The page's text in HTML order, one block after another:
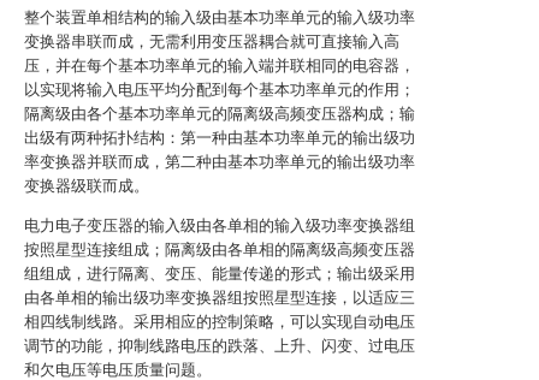
整个装置单相结构的输入级由基本功率单元的输入级功率
变换器串联而成，无需利用变压器耦合就可直接输入高
压，并在每个基本功率单元的输入端并联相同的电容器，
以实现将输入电压平均分配到每个基本功率单元的作用；
隔离级由各个基本功率单元的隔离级高频变压器构成；输
出级有两种拓扑结构：第一种由基本功率单元的输出级功
率变换器并联而成，第二种由基本功率单元的输出级功率
变换器级联而成。
电力电子变压器的输入级由各单相的输入级功率变换器组
按照星型连接组成；隔离级由各单相的隔离级高频变压器
组组成，进行隔离、变压、能量传递的形式；输出级采用
由各单相的输出级功率变换器组按照星型连接，以适应三
相四线制线路。采用相应的控制策略，可以实现自动电压
调节的功能，抑制线路电压的跌落、上升、闪变、过电压
和欠电压等电压质量问题。